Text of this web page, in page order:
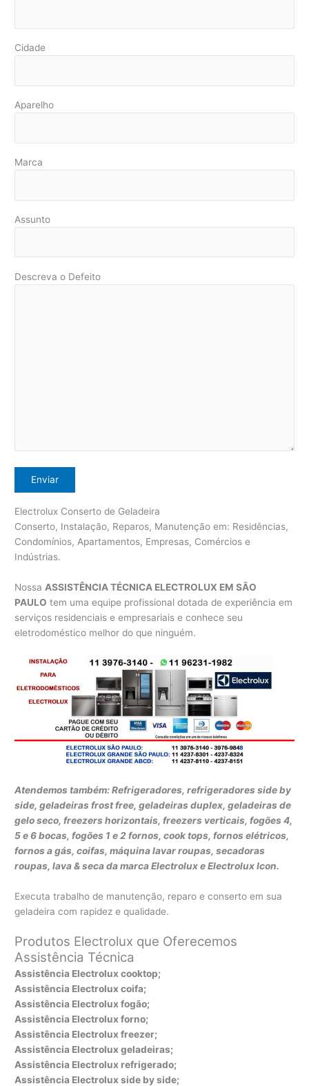
Cidade
Aparelho
Marca
Assunto
Descreva o Defeito
Electrolux Conserto de Geladeira
Conserto, Instalação, Reparos, Manutenção em: Residências,
Condomínios, Apartamentos, Empresas, Comércios e
Indústrias.
Nossa ASSISTÊNCIA TÉCNICA ELECTROLUX EM SÃO
PAULO tem uma equipe profissional dotada de experiência em
serviços residenciais e empresariais e conhece seu
eletrodoméstico melhor do que ninguém.
Atendemos também: Refrigeradores, refrigeradores side by
side, geladeiras frost free, geladeiras duplex, geladeiras de
gelo seco, freezers horizontais, freezers verticais, fogões 4,
5 e 6 bocas, fogões 1 e 2 fornos, cook tops, fornos elétricos,
fornos a gás, coifas, máquina lavar roupas, secadoras
roupas, lava & seca da marca Electrolux e Electrolux Icon.
Executa trabalho de manutenção, reparo e conserto em sua
geladeira com rapidez e qualidade.
Produtos Electrolux que Oferecemos
Assistência Técnica
Assistência Electrolux cooktop;
Assistência Electrolux coifa;
Assistência Electrolux fogão;
Assistência Electrolux forno;
Assistência Electrolux freezer;
Assistência Electrolux geladeiras;
Assistência Electrolux refrigerado;
Assistência Electrolux side by side;